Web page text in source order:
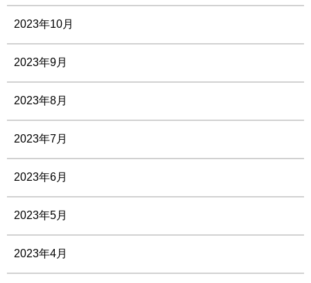
2023年10月
2023年9月
2023年8月
2023年7月
2023年6月
2023年5月
2023年4月